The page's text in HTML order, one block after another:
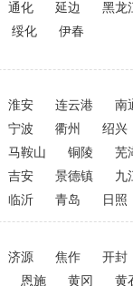
通化 延边
黑龙
绥化 伊春
淮安 连云港
南
宁波 衢州
绍兴
马鞍山 铜陵
芜
吉安 景德镇
九
临沂 青岛 日照
济源 焦作
开封
恩施 黄冈
黄